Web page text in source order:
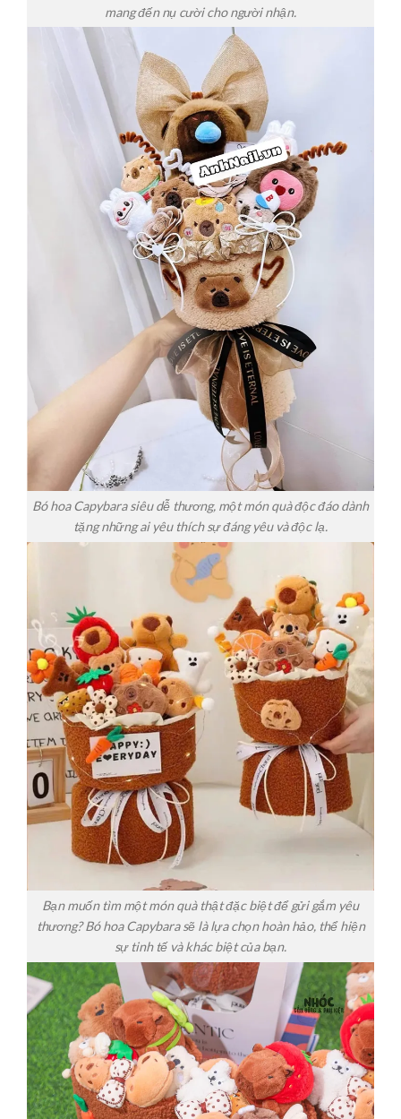
mang đến nụ cười cho người nhận.
Bó hoa Capybara siêu dễ thương, một món quà độc đáo dành
tặng những ai yêu thích sự đáng yêu và độc lạ.
Bạn muốn tìm một món quà thật đặc biệt để gửi gắm yêu
thương? Bó hoa Capybara sẽ là lựa chọn hoàn hảo, thể hiện
sự tinh tế và khác biệt của bạn.